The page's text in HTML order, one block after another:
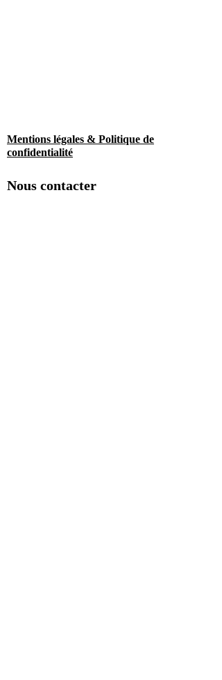
Mentions légales & Politique de
confidentialité
Nous contacter